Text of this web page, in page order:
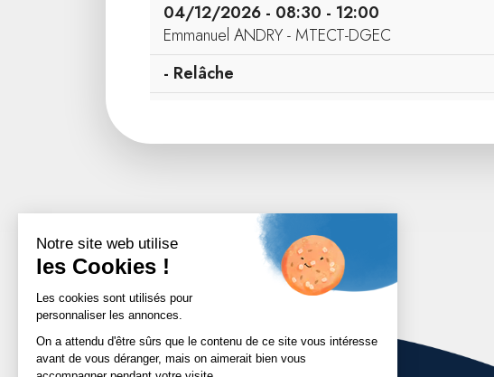
04/12/2026 - 08:30 - 12:00
Emmanuel ANDRY - MTECT-DGEC
- Relâche